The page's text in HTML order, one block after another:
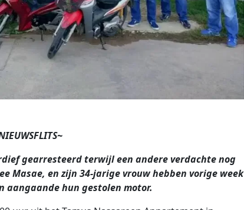
gearresteerd terwijl een andere verdachte nog
Masae, en zijn 34-jarige vrouw hebben vorige week
hun gestolen motor.